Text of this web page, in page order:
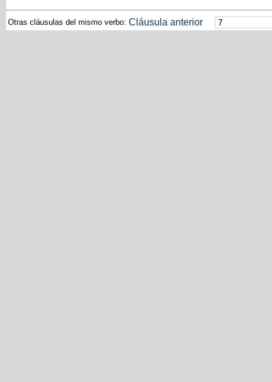
Otras cláusulas del mismo verbo: Cláusula anterior